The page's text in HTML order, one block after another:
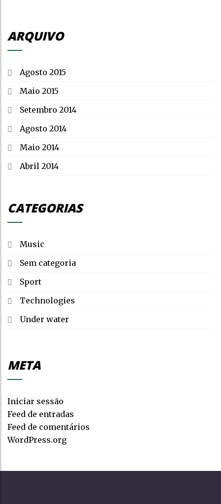
ARQUIVO
Agosto 2015
Maio 2015
Setembro 2014
Agosto 2014
Maio 2014
Abril 2014
CATEGORIAS
Music
Sem categoria
Sport
Technologies
Under water
META
Iniciar sessão
Feed de entradas
Feed de comentários
WordPress.org